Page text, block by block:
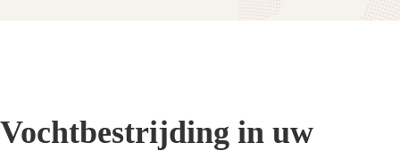
Vochtbestrijding in uw